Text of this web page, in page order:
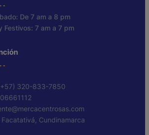
De 7 am a 8 pm
Festivos: 7 am a 7 pm
320-833-7850
Cundinamarca